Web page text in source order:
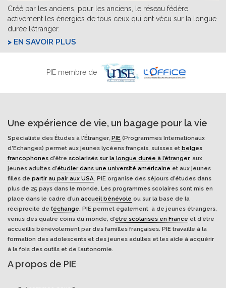
Créé par les anciens, pour les anciens, le réseau fédère
activement les énergies de tous ceux qui ont vécu sur la longue
durée l’étranger.
EN SAVOIR PLUS
PIE membre de
Une expérience de vie, un bagage pour la vie
Spécialiste des Études à l'Étranger, PIE (Programmes Internationaux
d’Echanges) permet aux jeunes lycéens français, suisses et belges
francophones d’être scolarisés sur la longue durée à l’étranger, aux
jeunes adultes d’étudier dans une université américaine et aux jeunes
filles de partir au pair aux USA. PIE organise des séjours d’études dans
plus de 25 pays dans le monde. Les programmes scolaires sont mis en
place dans le cadre d’un accueil bénévole ou sur la base de la
réciprocité de l’échange. PIE permet également à de jeunes étrangers,
venus des quatre coins du monde, d’être scolarisés en France et d’être
accueillis bénévolement par des familles françaises. PIE travaille à la
formation des adolescents et des jeunes adultes et les aide à acquérir
à la fois des outils et de l’autonomie.
A propos de PIE